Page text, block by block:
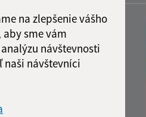
na zlepšenie vášho
sme vám
návštevnosti
naši návštevníci